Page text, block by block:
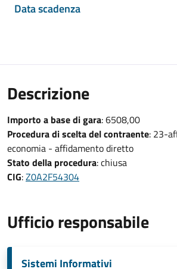
Data scadenza
Descrizione
Importo a base di gara: 6508,00
Procedura di scelta del contraente: 23-
economia - affidamento diretto
Stato della procedura: chiusa
CIG:Z0A2F54304
Ufficio responsabile
Sistemi Informativi